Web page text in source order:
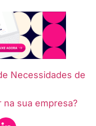
Necessidades de
na sua empresa?